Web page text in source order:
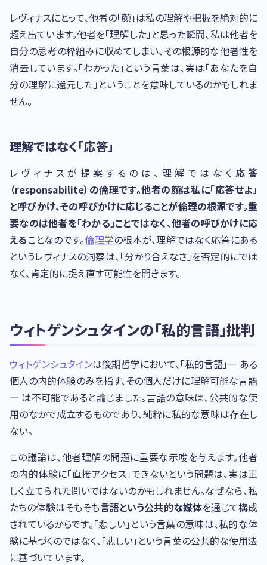
レヴィナスにとって、他者の「顔」は私の理解や把握を絶対的に
超え出ています。他者を「理解した」と思った瞬間、私は他者を
自分の思考の枠組みに収めてしまい、その根源的な他者性を
消去しています。「わかった」という言葉は、実は「あなたを自
分の理解に還元した」ということを意味しているのかもしれま
せん。
理解ではなく「応答」
レヴィナスが提案するのは、理解ではなく 応答
（responsabilite） の倫理です。他者の顔は私に「応答せよ」
と呼びかけ、その呼びかけに応じることが倫理の根源です。重
要なのは他者を「わかる」ことではなく、他者の呼びかけに応
えることなのです。倫理学の根本が、理解ではなく応答にある
というレヴィナスの洞察は、「分かり合えなさ」を否定的にでは
なく、肯定的に捉え直す可能性を開きます。
ウィトゲンシュタインの「私的言語」批判
ウィトゲンシュタインは後期哲学において、「私的言語」— ある
個人の内的体験のみを指す、その個人だけに理解可能な言語
— は不可能であると論じました。言語の意味は、公共的な使
用のなかで成立するものであり、純粋に私的な意味は存在し
ない。
この議論は、他者理解の問題に重要な示唆を与えます。他者
の内的体験に「直接アクセス」できないという問題は、実は正
しく立てられた問いではないのかもしれません。なぜなら、私
たちの体験はそもそも言語という公共的な媒体を通じて構成
されているからです。「悲しい」という言葉の意味は、私的な体
験に基づくのではなく、「悲しい」という言葉の公共的な使用法
に基づいています。